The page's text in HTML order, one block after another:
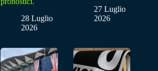
28 Luglio
2026
27 Luglio
2026